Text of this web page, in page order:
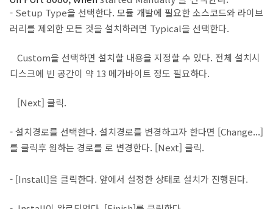
- Setup Type을 선택한다. 모듈 개발에 필요한 소스코드와 라이브
러리를 제외한 모든 것을 설치하려면 Typical을 선택한다.
Custom을 선택하면 설치할 내용을 지정할 수 있다. 전체 설치시
디스크에 빈 공간이 약 13 메가바이트 정도 필요하다.
[Next] 클릭.
- 설치경로를 선택한다. 설치경로를 변경하고자 한다면 [Change...]
를 클릭후 원하는 경로를 로 변경한다. [Next] 클릭.
- [Install]을 클릭한다. 앞에서 설정한 상태로 설치가 진행된다.